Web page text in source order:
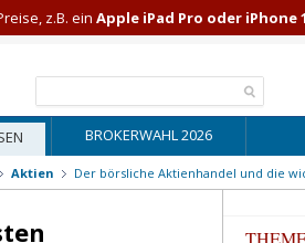
BROKERWAHL 2026
Aktien Der börsliche Aktienhandel und die
z.B. ein Apple iPad Pro oder iPhone